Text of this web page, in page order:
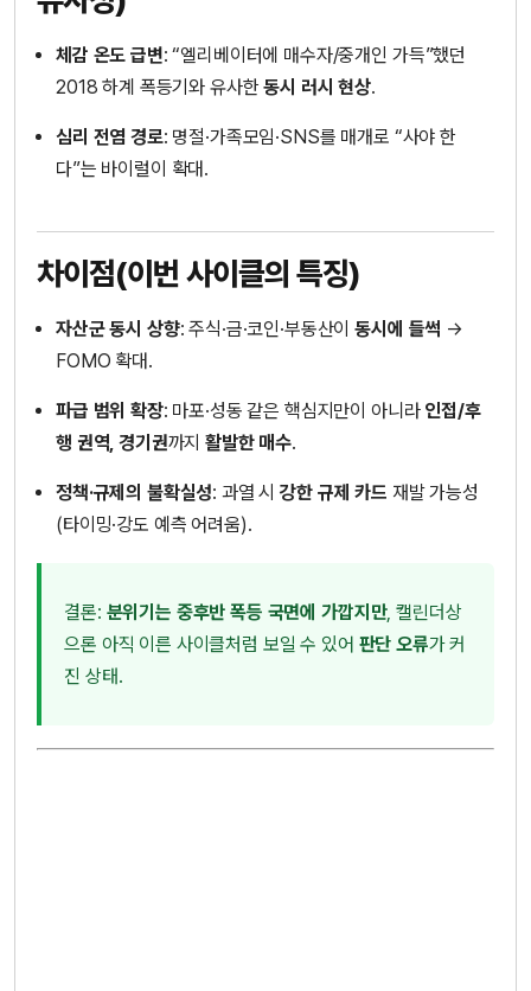
체감 온도 급변: “엘리베이터에 매수자/중개인 가득”했던
2018 하계 폭등기와 유사한동시 러시 현상.
심리 전염 경로: 명절·가족모임·SNS를 매개로 “사야 한
다”는 바이럴이 확대.
차이점(이번 사이클의 특징)
자산군 동시 상향: 주식·금·코인·부동산이동시에 들썩 →
FOMO 확대.
파급 범위 확장: 마포·성동 같은 핵심지만이 아니라 인접/후
행 권역, 경기권까지활발한 매수.
정책·규제의 불확실성: 과열 시강한 규제 카드 재발 가능성
(타이밍·강도 예측 어려움).
결론: 분위기는 중후반 폭등 국면에 가깝지만, 캘린더상
으론 아직 이른 사이클처럼 보일 수 있어 판단 오류가 커
진 상태.